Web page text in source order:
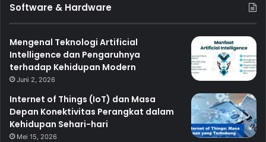
Software & Hardware
Mengenal Teknologi Artificial
Intelligence dan Pengaruhnya
terhadap Kehidupan Modern
Juni 2, 2026
Internet of Things (IoT) dan Masa
Depan Konektivitas Perangkat dalam
Kehidupan Sehari-hari
Mei 15, 2026